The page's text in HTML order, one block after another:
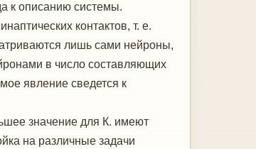
к описанию системы.
контактов, т. е.
лишь сами нейроны,
в число составляющих
явление сведется к
значение для К. имеют
на различные задачи